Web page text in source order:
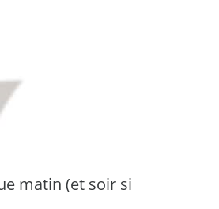
matin (et soir si